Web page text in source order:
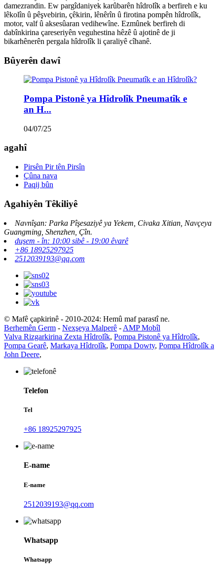
damezrandin. Ew pargîdaniyek karûbarên hîdrolîk a berfireh e ku
lêkolîn û pêşvebirin, çêkirin, lênêrîn û firotina pompên hîdrolîk,
motor, valf û aksesûaran vedihewîne. Ezmûnek berfireh di
dabînkirina çareseriyên veguhestina hêzê û ajotinê de ji
bikarhênerên pergala hîdrolîk li çaraliyê cîhanê.
Bûyerên dawî
Pompa Pistonê ya Hîdrolîk Pneumatîk e
an H...
04/07/25
agahî
Pirsên Pir tên Pirsîn
Çûna nava
Paqij bûn
Agahiyên Têkiliyê
Navnîşan: Parka Pîşesaziyê ya Yekem, Civaka Xitian, Navçeya
Guangming, Shenzhen, Çîn.
duşem - în: 10:00 sibê - 19:00 êvarê
+86 18925297925
2512039193@qq.com
© Mafê çapkirinê - 2010-2024: Hemû maf parastî ne.
Berhemên Germ - Nexşeya Malperê - AMP Mobîl
Valva Rizgarkirina Zexta Hîdrolîk, Pompa Pistonê ya Hîdrolîk,
Pompa Gearê, Markaya Hîdrolîk, Pompa Dowty, Pompa Hîdrolîk a
John Deere,
Telefon
Tel
+86 18925297925
E-name
E-name
2512039193@qq.com
Whatsapp
Whatsapp